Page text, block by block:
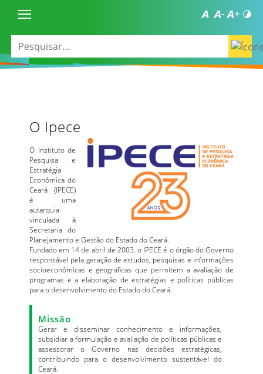
O Ipece
O Instituto de
Pesquisa e
Estratégia
Econômica do
Ceará (IPECE)
é uma
autarquia
vinculada à
Secretaria do
Planejamento e Gestão do Estado do Ceará.
Fundado em 14 de abril de 2003, o IPECE é o órgão do Governo
responsável pela geração de estudos, pesquisas e informações
socioeconômicas e geográficas que permitem a avaliação de
programas e a elaboração de estratégias e políticas públicas
para o desenvolvimento do Estado do Ceará.
Missão
Gerar e disseminar conhecimento e informações,
subsidiar a formulação e avaliação de políticas públicas e
assessorar o Governo nas decisões estratégicas,
contribuindo para o desenvolvimento sustentável do
Ceará.